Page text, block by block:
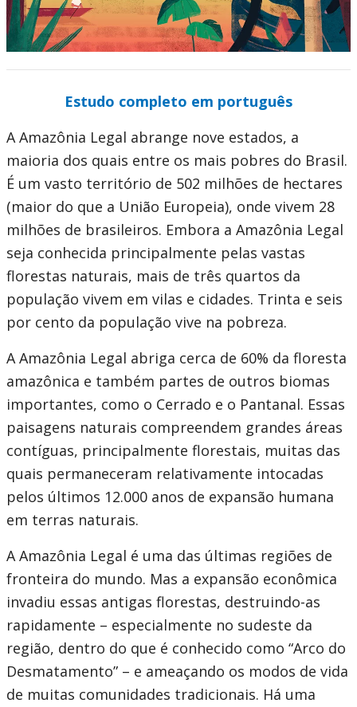
Estudo completo em português
A Amazônia Legal abrange nove estados, a
maioria dos quais entre os mais pobres do Brasil.
É um vasto território de 502 milhões de hectares
(maior do que a União Europeia), onde vivem 28
milhões de brasileiros. Embora a Amazônia Legal
seja conhecida principalmente pelas vastas
florestas naturais, mais de três quartos da
população vivem em vilas e cidades. Trinta e seis
por cento da população vive na pobreza.
A Amazônia Legal abriga cerca de 60% da floresta
amazônica e também partes de outros biomas
importantes, como o Cerrado e o Pantanal. Essas
paisagens naturais compreendem grandes áreas
contíguas, principalmente florestais, muitas das
quais permaneceram relativamente intocadas
pelos últimos 12.000 anos de expansão humana
em terras naturais.
A Amazônia Legal é uma das últimas regiões de
fronteira do mundo. Mas a expansão econômica
invadiu essas antigas florestas, destruindo-as
rapidamente – especialmente no sudeste da
região, dentro do que é conhecido como “Arco do
Desmatamento” – e ameaçando os modos de vida
de muitas comunidades tradicionais. Há uma